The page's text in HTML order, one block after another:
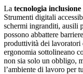
La tecnologia
Strumenti digitali
schermi ingranditi, ausili
possono abbattere
produttività dei lavoratori
ergonomia sottolineano
non sia solo un obbligo,
l’ambiente di lavoro per